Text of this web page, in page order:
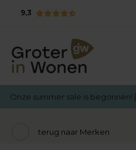
9,3
Onze summer sale is begonnen! |
terug naar Merken